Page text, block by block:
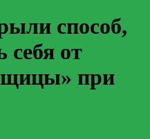
способ,
себя от
при